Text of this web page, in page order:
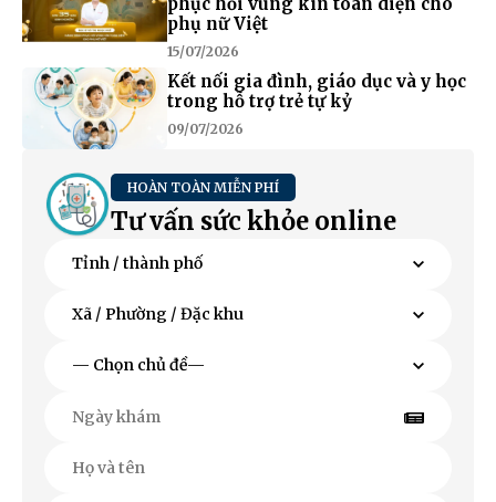
phụ nữ Việt
15/07/2026
Kết nối gia đình, giáo dục và y học
trong hỗ trợ trẻ tự kỷ
09/07/2026
HOÀN TOÀN MIỄN PHÍ
Tư vấn sức khỏe online